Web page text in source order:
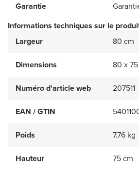
Garantie
Informations techniques sur le
Largeur
80 cm
Dimensions 80 x
Numéro d'article web 207511
EAN / GTIN
Poids 7.76 kg
Hauteur 75 cm